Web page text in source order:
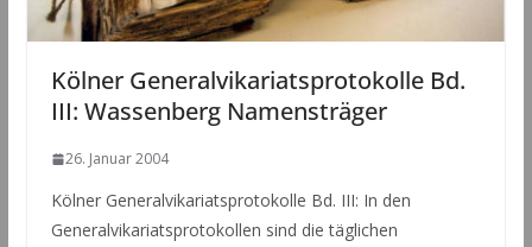
Kölner Generalvikariatsprotokolle Bd.
III: Wassenberg Namensträger
26. Januar 2004
Kölner Generalvikariatsprotokolle Bd. III: In den
Generalvikariatsprotokollen sind die täglichen